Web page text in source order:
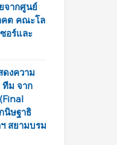
จากศูนย์
คต คณะโล
อร์และ
งความ
ทีม จาก
นิษฐาธิ
สยามบรม